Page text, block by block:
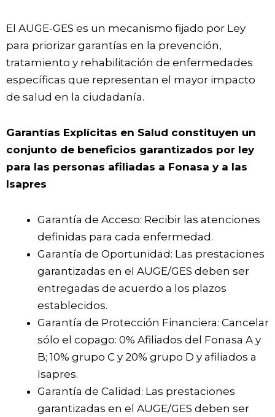
El AUGE-GES es un mecanismo fijado por Ley
para priorizar garantías en la prevención,
tratamiento y rehabilitación de enfermedades
específicas que representan el mayor impacto
de salud en la ciudadanía.
Garantías Explícitas en Salud constituyen un
conjunto de beneficios garantizados por ley
para las personas afiliadas a Fonasa y a las
Isapres
Garantía de Acceso: Recibir las atenciones
definidas para cada enfermedad.
Garantía de Oportunidad: Las prestaciones
garantizadas en el AUGE/GES deben ser
entregadas de acuerdo a los plazos
establecidos.
Garantía de Protección Financiera: Cancelar
sólo el copago: 0% Afiliados del Fonasa A y
B; 10% grupo C y 20% grupo D y afiliados a
Isapres.
Garantía de Calidad: Las prestaciones
garantizadas en el AUGE/GES deben ser